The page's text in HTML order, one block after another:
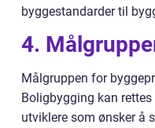
byggestandarder til
4.
Målgruppen for
Boligbygging kan
utviklere som ønsker å